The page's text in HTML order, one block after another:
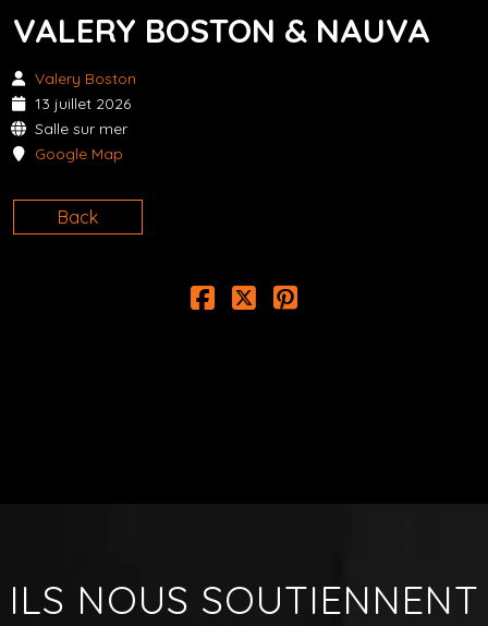
VALERY BOSTON & NAUVA
Valery Boston
13 juillet 2026
Salle sur mer
Google Map
Back
ILS NOUS SOUTIENNENT